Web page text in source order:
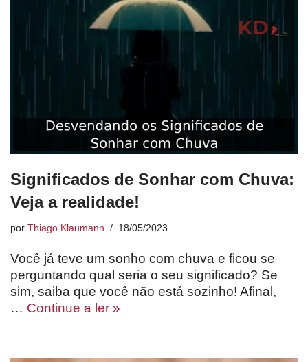
Significados de Sonhar com Chuva:
Veja a realidade!
por Thiago Klaumann 18/05/2023
Você já teve um sonho com chuva e ficou se
perguntando qual seria o seu significado? Se
sim, saiba que você não está sozinho! Afinal,
… Continue a ler »